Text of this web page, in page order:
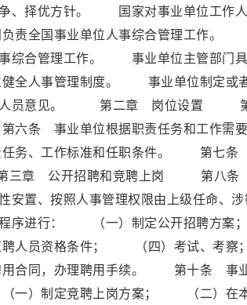
争、择优方针。 国家对事业单位工作
全国事业单位人事综合管理工作。
事综合管理工作。 事业单位主管部门
人事管理制度。 事业单位制定或者
工作人员意见。 第二章 岗位设置
条 事业单位根据职责任务和工作需要
务、工作标准和任职条件。 第七条
三章 公开招聘和竞聘上岗 第八条
置、按照人事管理权限由上级任命、涉
序进行： （一）制定公开招聘方
人员资格条件； （四）考试、考
同，办理聘用手续。 第十条 事业
一）制定竞聘上岗方案； （二）在